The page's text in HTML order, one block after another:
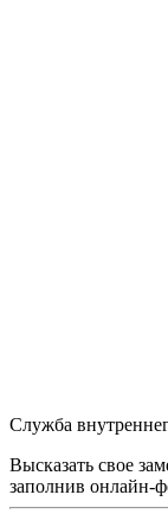
Служба
Высказать свое
заполнив онлайн-